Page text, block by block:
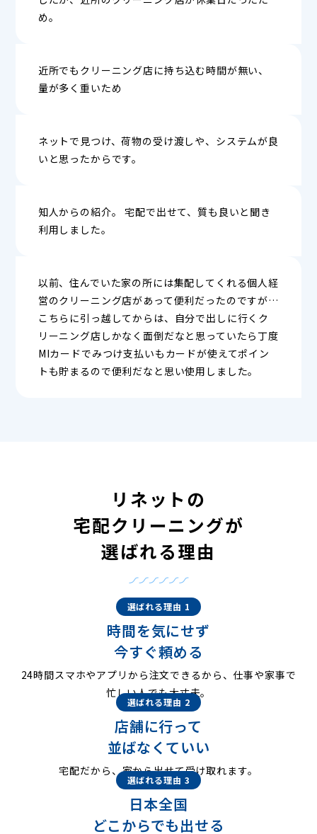
め。
近所でもクリーニング店に持ち込む時間が無い、
量が多く重いため
ネットで見つけ、荷物の受け渡しや、システムが良
いと思ったからです。
知人からの紹介。 宅配で出せて、質も良いと聞き
利用しました。
以前、住んでいた家の所には集配してくれる個人経
営のクリーニング店があって便利だったのですが…
こちらに引っ越してからは、自分で出しに行くク
リーニング店しかなく面倒だなと思っていたら丁度
MIカードでみつけ支払いもカードが使えてポイン
トも貯まるので便利だなと思い使用しました。
リネットの
宅配クリーニングが
選ばれる理由
選ばれる理由 1
時間を気にせず
今すぐ頼める
24時間スマホやアプリから注文できるから、仕事や家事で
忙しい人でも大丈夫。
選ばれる理由 2
店舗に行って
並ばなくていい
宅配だから、家から出せて受け取れます。
選ばれる理由 3
日本全国
どこからでも出せる